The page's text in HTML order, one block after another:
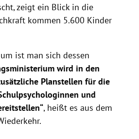
zeigt ein Blick in die
kommen 5.600 Kinder
ist man sich dessen
wird in den
Planstellen für die
und
, heißt es aus dem